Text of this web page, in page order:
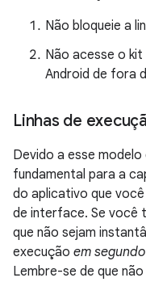
Não bloqueie a
Não acesse o
Android de fora
Linhas de
Devido a esse modelo
fundamental para a
do aplicativo que
de interface. Se você
que não sejam
execução em
Lembre-se de que